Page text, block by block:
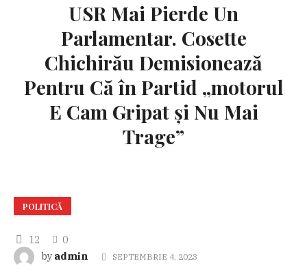
USR Mai Pierde Un
Parlamentar. Cosette
Chichirău Demisionează
Pentru Că în Partid „motorul
E Cam Gripat și Nu Mai
Trage”
POLITICĂ
12
0
by admin SEPTEMBRIE 4, 2023